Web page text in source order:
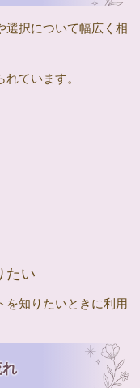
選択について幅広く相
ています。
たい
を知りたいときに利用